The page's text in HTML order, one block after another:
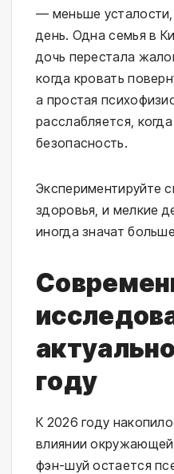
— меньше
день. Одна семья в
дочь перестала
когда кровать
а простая
расслабляется,
безопасность.
Экспериментируйте
здоровья, и мелкие
иногда значат
году
К 2026 году
влиянии
фэн-шуй остается